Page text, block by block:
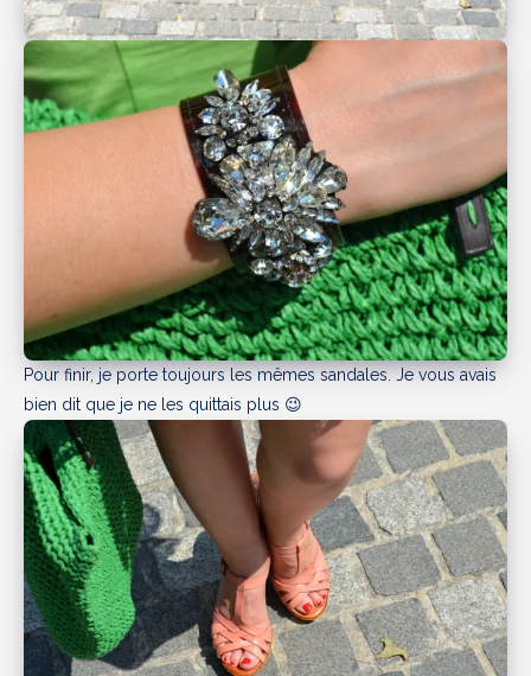
Pour finir, je porte toujours les mêmes sandales. Je vous avais
bien dit que je ne les quittais plus 😉